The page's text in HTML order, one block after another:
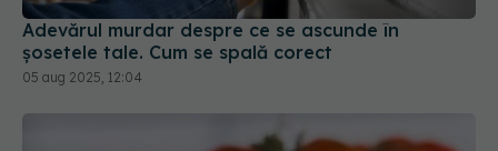
05 aug 2025, 12:04